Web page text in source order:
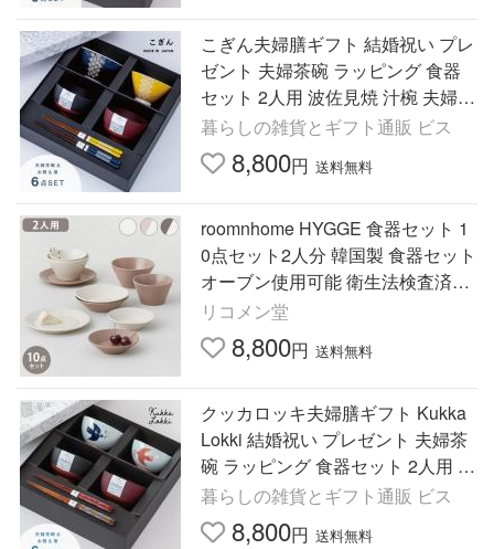
こぎん夫婦膳ギフト 結婚祝い プレ
ゼント 夫婦茶碗 ラッピング 食器
セット 2人用 波佐見焼 汁椀 夫婦箸
食洗機 レンジ ビスク
暮らしの雑貨とギフト通販 ビス
8,800円 送料無料
roomnhome HYGGE 食器セット 1
0点セット2人分 韓国製 食器セット
オーブン使用可能 衛生法検査済み
食器 お皿 皿 プレート 小皿 ボウル
大皿 おしゃれ 代引不可
リコメン堂
8,800円 送料無料
クッカロッキ夫婦膳ギフト Kukka
Lokki 結婚祝い プレゼント 夫婦茶
碗 ラッピング 食器セット 2人用 汁
椀 夫婦箸 食洗機 ビスク
暮らしの雑貨とギフト通販 ビス
8,800円 送料無料